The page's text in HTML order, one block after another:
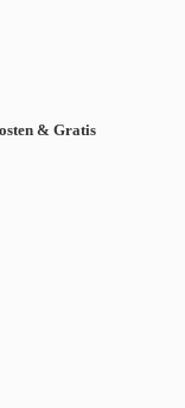
& Gratis